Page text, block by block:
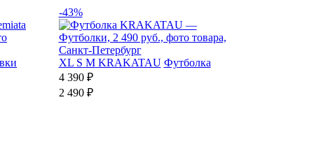
-43%
XL S M KRAKATAU Футболка
4 390 ₽
2 490 ₽